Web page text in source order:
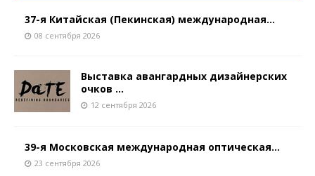
37-я Китайская (Пекинская) международная...
08 сентября 2026
Выставка авангардных дизайнерских
очков ...
12 сентября 2026
39-я Московская международная оптическая...
23 сентября 2026